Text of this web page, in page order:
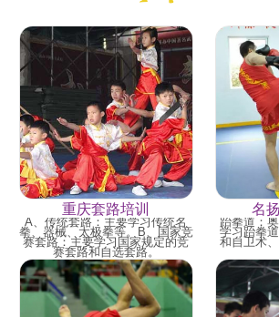
重庆套路培训
A、传统套路：主要学习传统名
拳、器械、太极拳等。B、国家竞
赛套路：主要学习国家规定的竞
赛套路和自选套路。
名
跆拳道：
学习跆拳
和自卫术